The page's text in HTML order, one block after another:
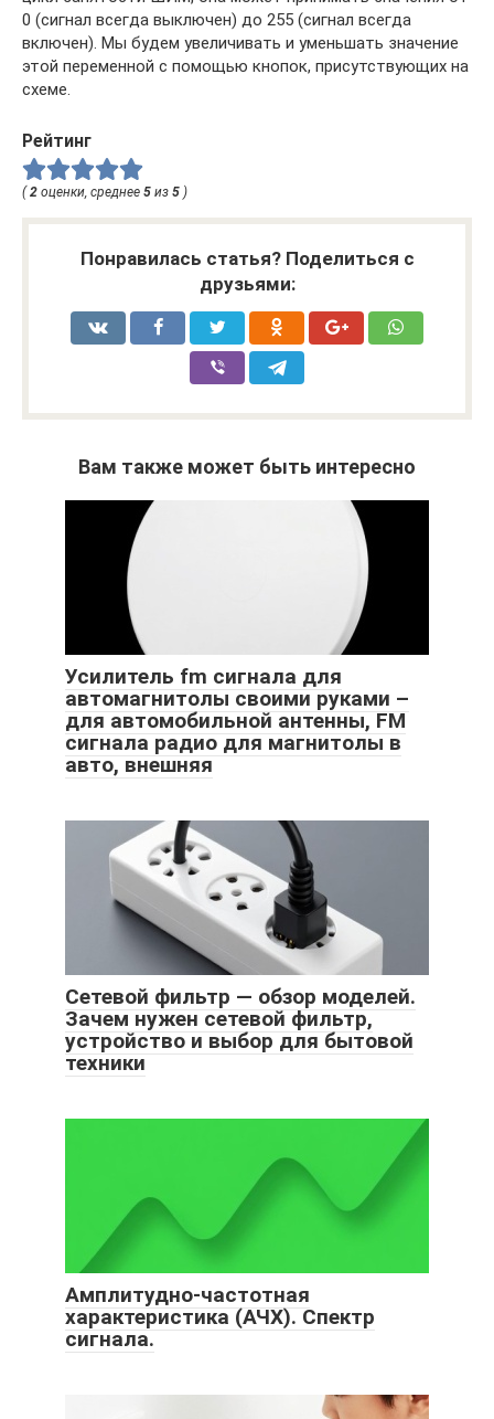
0 (сигнал всегда выключен) до 255 (сигнал всегда
включен). Мы будем увеличивать и уменьшать значение
этой переменной с помощью кнопок, присутствующих на
схеме.
Рейтинг
( 2 оценки, среднее 5 из 5 )
Понравилась статья? Поделиться с
друзьями:
Вам также может быть интересно
Усилитель fm сигнала для
автомагнитолы своими руками –
для автомобильной антенны, FM
сигнала радио для магнитолы в
авто, внешняя
Сетевой фильтр — обзор моделей.
Зачем нужен сетевой фильтр,
устройство и выбор для бытовой
техники
Амплитудно-частотная
характеристика (АЧХ). Спектр
сигнала.